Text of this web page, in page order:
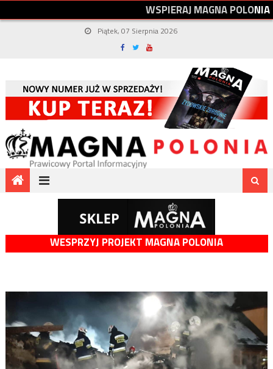
WSPIERAJMAGNAPOLONIA
Piątek, 07 Sierpnia 2026
WESPRZYJ PROJEKT MAGNA POLONIA